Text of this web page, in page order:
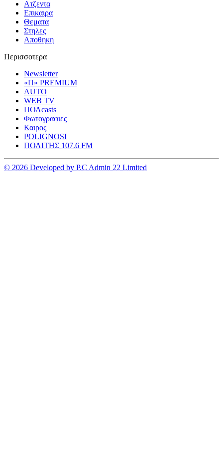
Ατζεντα
Επικαιρα
Θεματα
Στηλες
Αποθηκη
Περισσοτερα
Newsletter
«Π» PREMIUM
AUTO
WEB TV
ΠΟΛcasts
Φωτογραφιες
Καιρος
POLIGNOSI
ΠΟΛΙΤΗΣ 107.6 FM
© 2026 Developed by P.C Admin 22 Limited